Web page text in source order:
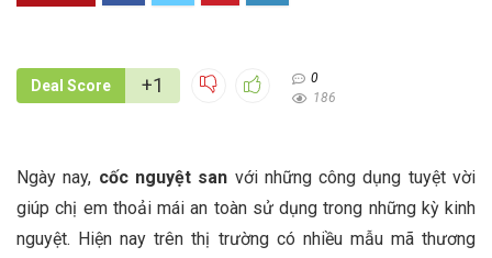
Deal Score +1
0
186
Ngày nay, cốc nguyệt san với những công dụng tuyệt vời
giúp chị em thoải mái an toàn sử dụng trong những kỳ kinh
nguyệt. Hiện nay trên thị trường có nhiều mẫu mã thương